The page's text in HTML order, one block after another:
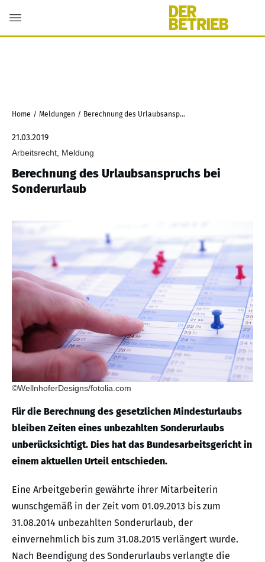
Home / Meldungen / Berechnung des Urlaubsanspruchs bei Sonderurlaub
21.03.2019
Arbeitsrecht, Meldung
Berechnung des Urlaubsanspruchs bei
Sonderurlaub
©WellnhoferDesigns/fotolia.com
Für die Berechnung des gesetzlichen Mindesturlaubs
bleiben Zeiten eines unbezahlten Sonderurlaubs
unberücksichtigt. Dies hat das Bundesarbeitsgericht in
einem aktuellen Urteil entschieden.
Eine Arbeitgeberin gewährte ihrer Mitarbeiterin
wunschgemäß in der Zeit vom 01.09.2013 bis zum
31.08.2014 unbezahlten Sonderurlaub, der
einvernehmlich bis zum 31.08.2015 verlängert wurde.
Nach Beendigung des Sonderurlaubs verlangte die